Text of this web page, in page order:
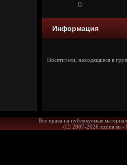
0
Информация
Посетители, находящиеся в
Все права на публикуемые
(С) 2007-2026 xzona.su -